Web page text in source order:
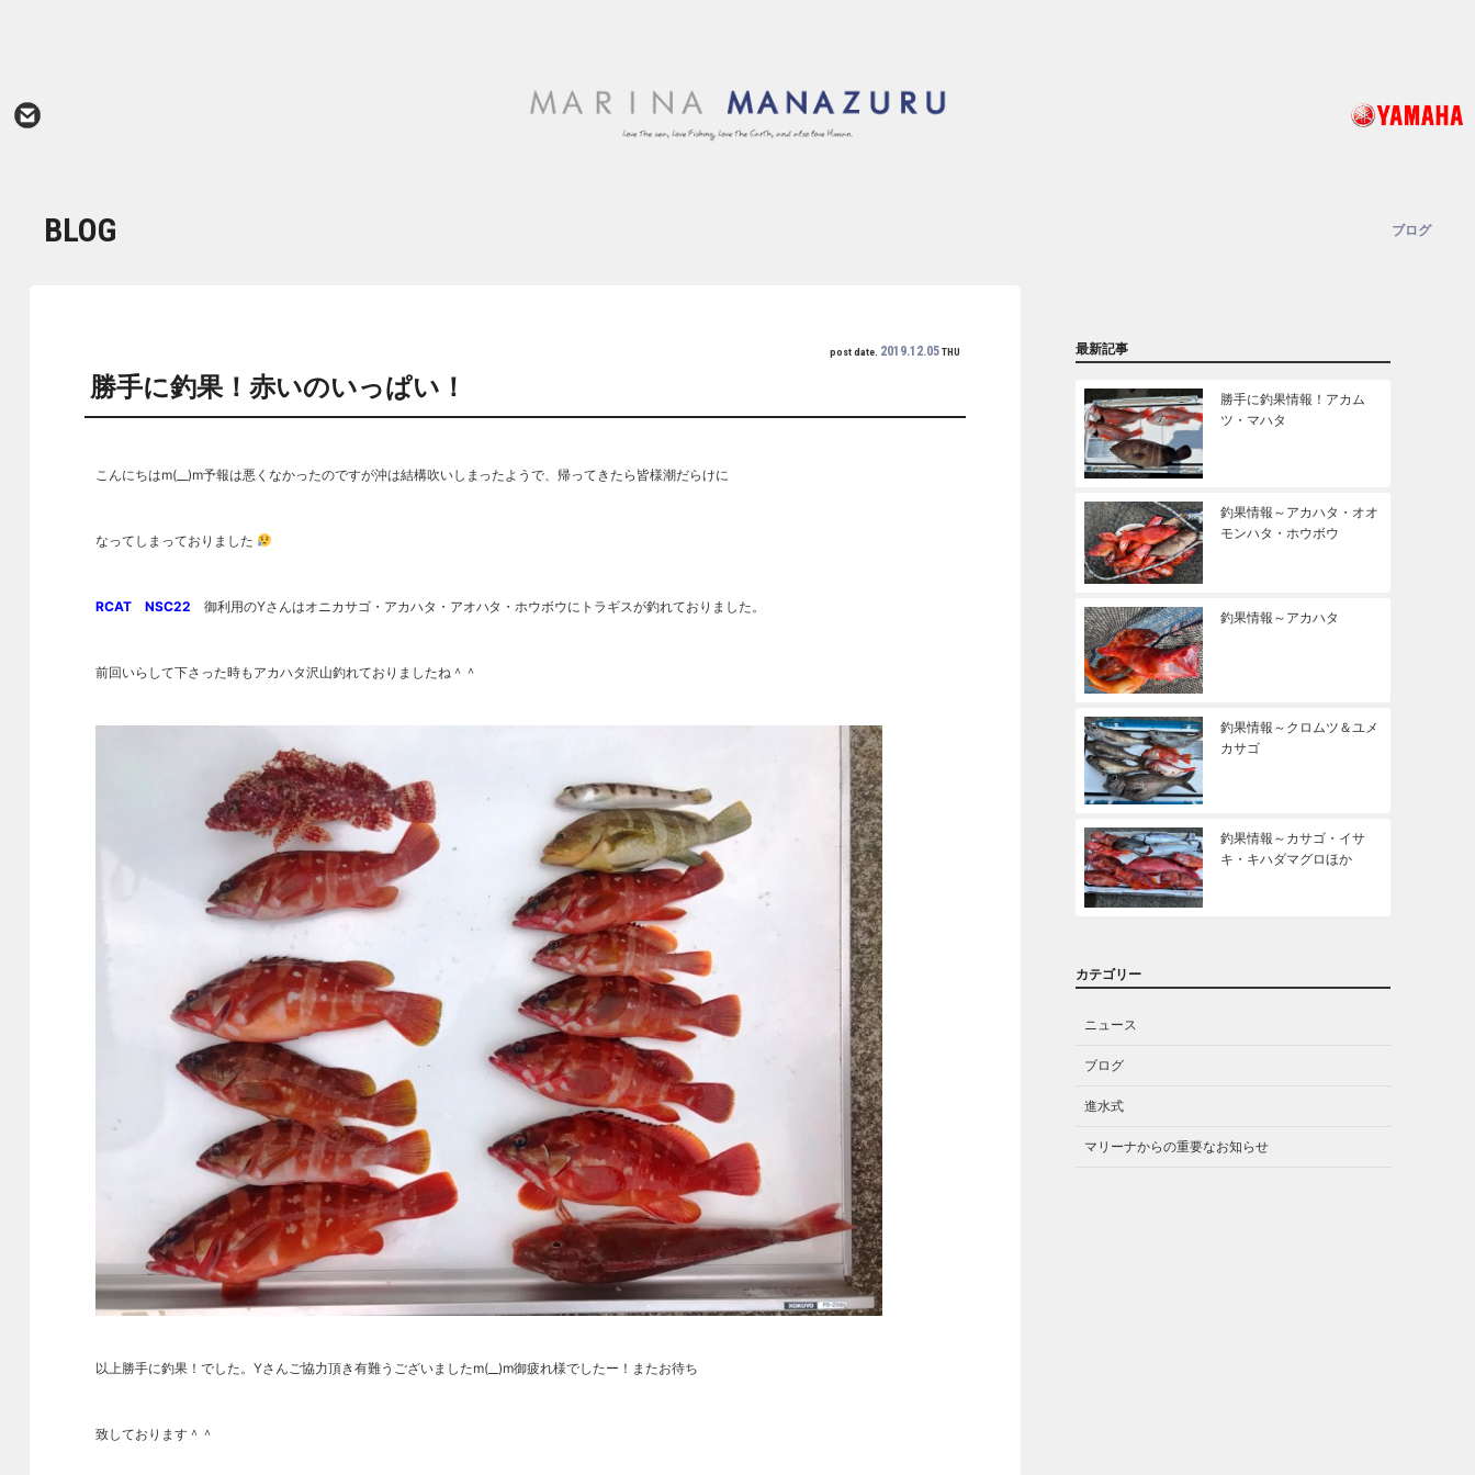
BLOG ブログ
post date. 2019.12.05THU
勝手に釣果！赤いのいっぱい！
こんにちはm(__)m予報は悪くなかったのですが沖は結構吹いしまったようで、帰ってきたら皆様潮だらけに
なってしまっておりました
RCAT NSC22 御利用のYさんはオニカサゴ・アカハタ・アオハタ・ホウボウにトラギスが釣れておりました。
前回いらして下さった時もアカハタ沢山釣れておりましたね＾＾
以上勝手に釣果！でした。Yさんご協力頂き有難うございましたm(__)m御疲れ様でしたー！またお待ち
致しております＾＾
最新記事
勝手に釣果情報！アカム
ツ・マハタ
釣果情報～アカハタ・オオ
モンハタ・ホウボウ
釣果情報～アカハタ
釣果情報～クロムツ＆ユメ
カサゴ
釣果情報～カサゴ・イサ
キ・キハダマグロほか
カテゴリー
ニュース
ブログ
進水式
マリーナからの重要なお知らせ